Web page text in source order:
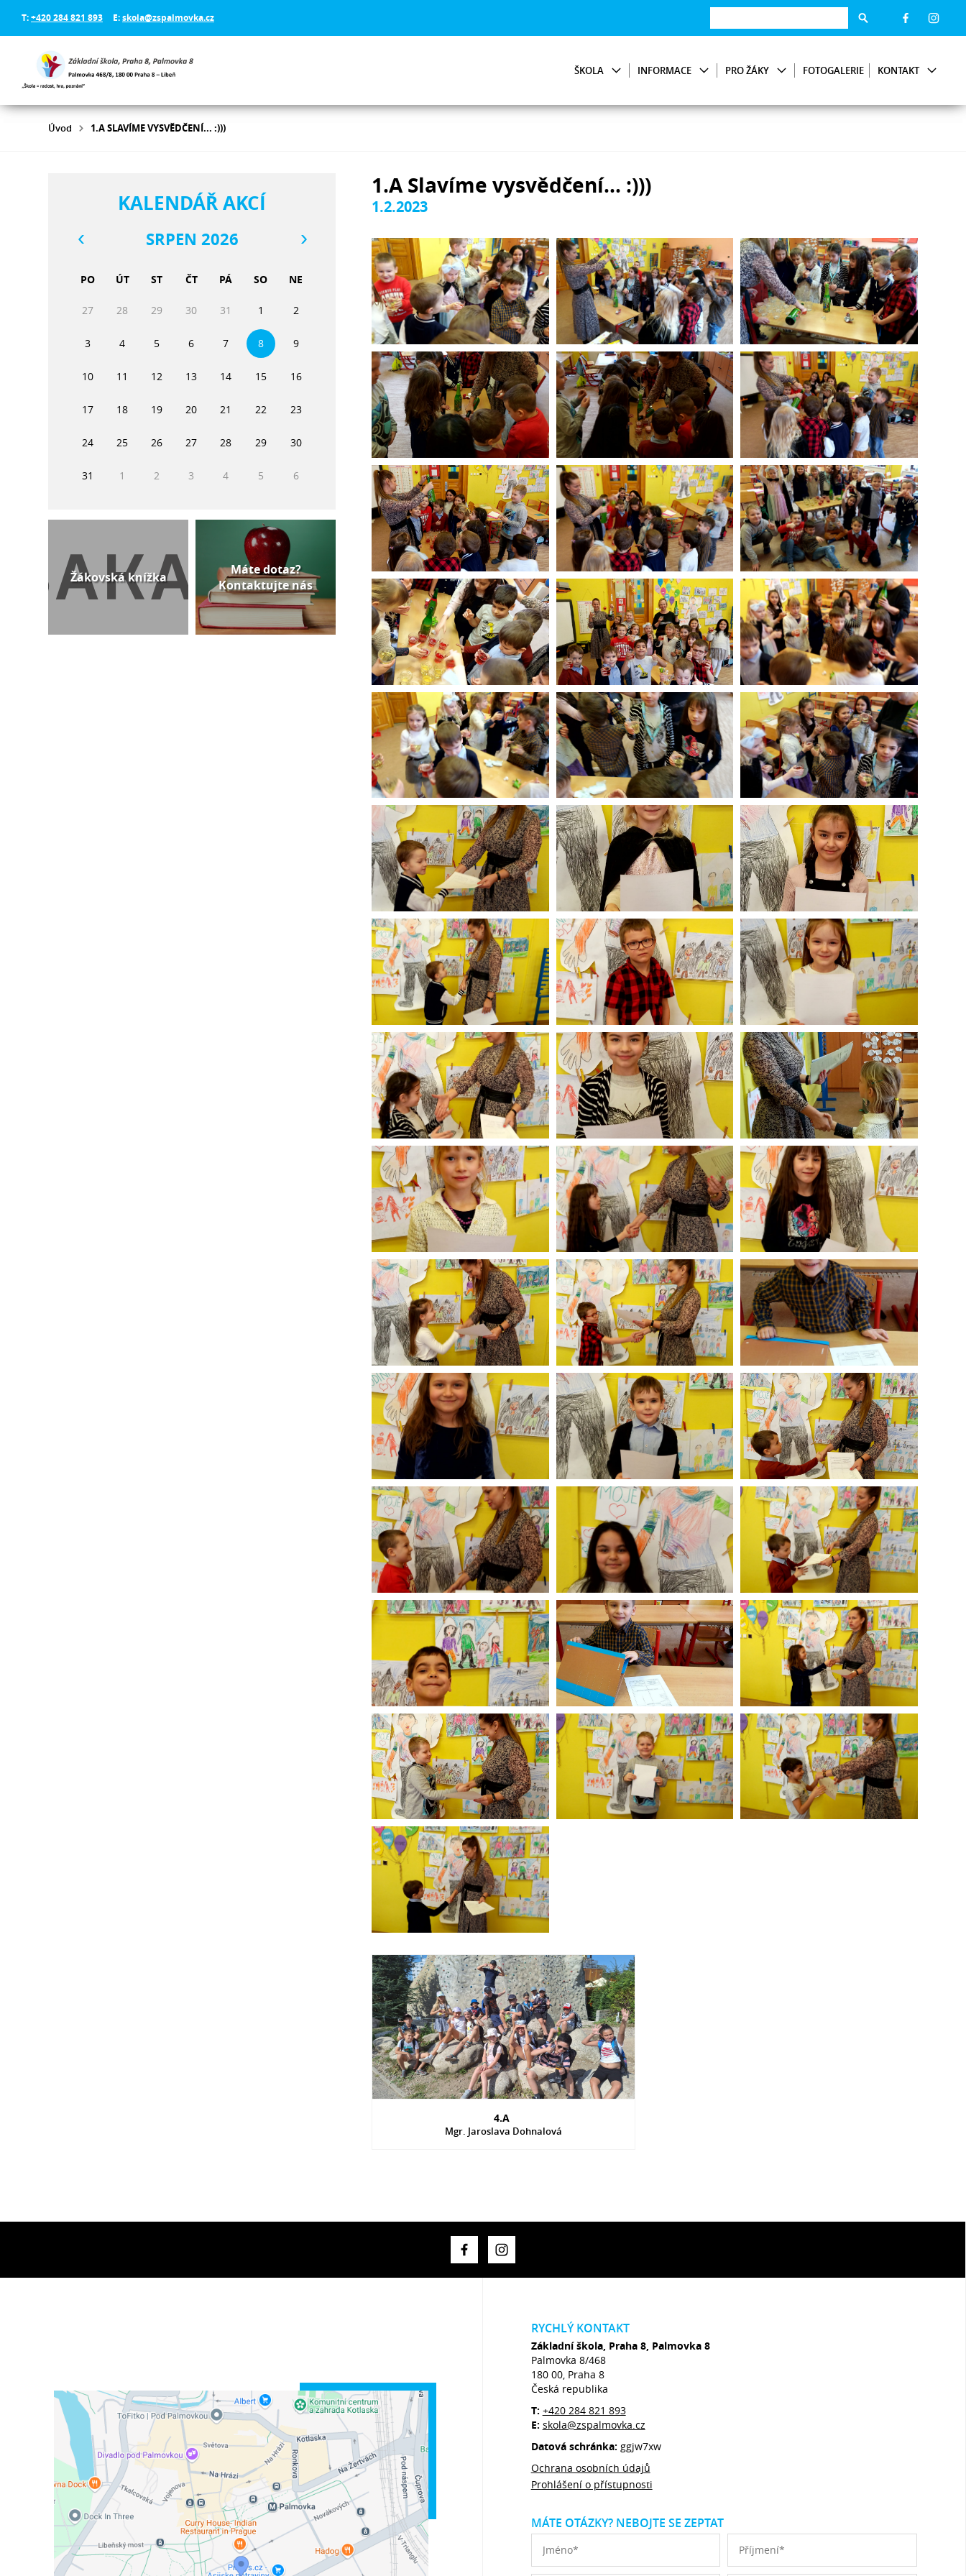
T:+420 284 821 893 E:skola@zspalmovka.cz
ŠKOLA INFORMACE PRO ŽÁKY FOTOGALERIE KONTAKT
Úvod 1.A SLAVÍME VYSVĚDČENÍ... :)))
1.A Slavíme vysvědčení... :)))
1.2.2023
4.A
Mgr. Jaroslava Dohnalová
KALENDÁŘ AKCÍ
SRPEN 2026
PO ÚT ST ČT PÁ SO NE
27 28 29 30 31 1 2
3 4 5 6 7 8 9
10 11 12 13 14 15 16
17 18 19 20 21 22 23
24 25 26 27 28 29 30
31 1 2 3 4 5 6
Žákovská knížka
Máte dotaz?
Kontaktujte nás
RYCHLÝ KONTAKT
Základní škola, Praha 8, Palmovka 8
Palmovka 8/468
180 00, Praha 8
Česká republika
T: +420 284 821 893
E: skola@zspalmovka.cz
Datová schránka: ggjw7xw
Ochrana osobních údajů
Prohlášení o přístupnosti
MÁTE OTÁZKY? NEBOJTE SE ZEPTAT